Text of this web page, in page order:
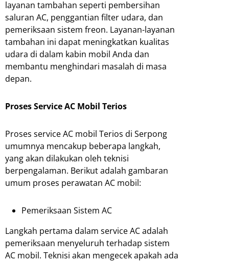
layanan tambahan seperti pembersihan
saluran AC, penggantian filter udara, dan
pemeriksaan sistem freon. Layanan-layanan
tambahan ini dapat meningkatkan kualitas
udara di dalam kabin mobil Anda dan
membantu menghindari masalah di masa
depan.
Proses Service AC Mobil Terios
Proses service AC mobil Terios di Serpong
umumnya mencakup beberapa langkah,
yang akan dilakukan oleh teknisi
berpengalaman. Berikut adalah gambaran
umum proses perawatan AC mobil:
Pemeriksaan Sistem AC
Langkah pertama dalam service AC adalah
pemeriksaan menyeluruh terhadap sistem
AC mobil. Teknisi akan mengecek apakah ada